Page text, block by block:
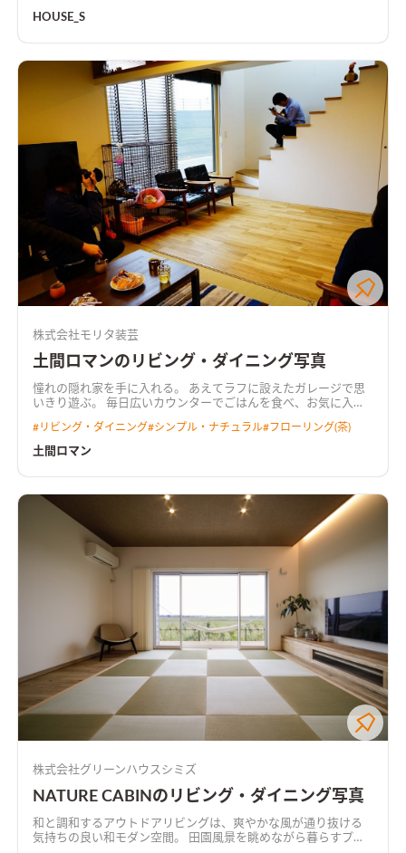
生まれた二世帯住宅です。
HOUSE_S
株式会社モリタ装芸
土間ロマンのリビング・ダイニング写真
憧れの隠れ家を手に入れる。 あえてラフに設えたガレージで思
いきり遊ぶ。 毎日広いカウンターでごはんを食べ、お気に入り
音楽を奏でる。 毎日が少年の頃のように楽しいお家です。
#リビング・ダイニング#シンプル・ナチュラル# フローリング(茶)
土間ロマン
株式会社グリーンハウスシミズ
NATURE CABINのリビング・ダイニング写真
和と調和するアウトドアリビングは、爽やかな風が通り抜ける
気持ちの良い和モダン空間。 田園風景を眺めながら暮らすプラ